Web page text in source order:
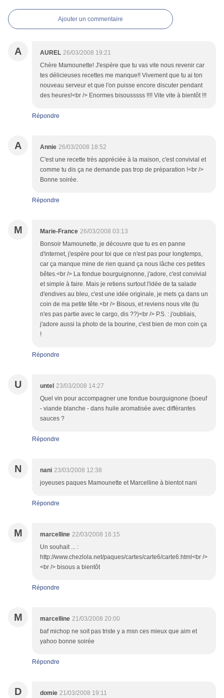
Ajouter un commentaire
A AUREL 26/03/2008 19:21
Chère Mamounette! J'espère que tu vas vite nous revenir car
tes délicieuses recettes me manque!! Vivement que tu ai ton
nouveau serveur et que l'on puisse encore discuter pendant
des heures!<br /> Enormes bisousssss !!!! Vite vite à bientôt !!!
Répondre
A Annie 26/03/2008 18:52
C'est une recette très appréciée à la maison, c'est convivial et
comme tu dis ça ne demande pas trop de préparation !<br />
Bonne soirée.
Répondre
M Marie-France 26/03/2008 03:13
Bonsoir Mamounette, je découvre que tu es en panne
d'internet, j'espère pour toi que ce n'est pas pour longtemps,
car ça manque mine de rien quand ça nous lâche ces petites
bêtes.<br /> La fondue bourguignonne, j'adore, c'est convivial
et simple à faire. Mais je retiens surtout l'idée de ta salade
d'endives au bleu, c'est une idée originale, je mets ça dans un
coin de ma petite tête.<br /> Bisous, et reviens nous vite (tu
n'es pas partie avec le cargo, dis ??)<br /> P.S. : j'oubliais,
j'adore aussi la photo de la bourine, c'est bien de mon coin ça
!
Répondre
U untel 23/03/2008 14:27
Quel vin pour accompagner une fondue bourguignone (boeuf
- viande blanche - dans huile aromatisée avec différantes
sauces ?
Répondre
N nani 23/03/2008 12:38
joyeuses paques Mamounette et Marcelline à bientot nani
Répondre
M marcelline 22/03/2008 16:15
Un souhait ... :
http://www.chezlola.net/paques/cartes/carte6/carte6.html<br />
<br /> bisous a bientôt
Répondre
M marcelline 21/03/2008 20:00
baf michop ne soit pas triste y a msn ces mieux que aim et
yahoo bonne soirée
Répondre
D domie 21/03/2008 19:11